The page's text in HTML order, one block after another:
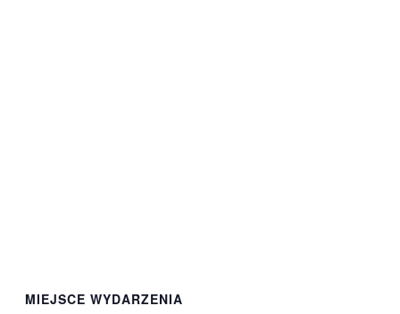
MIEJSCE WYDARZENIA